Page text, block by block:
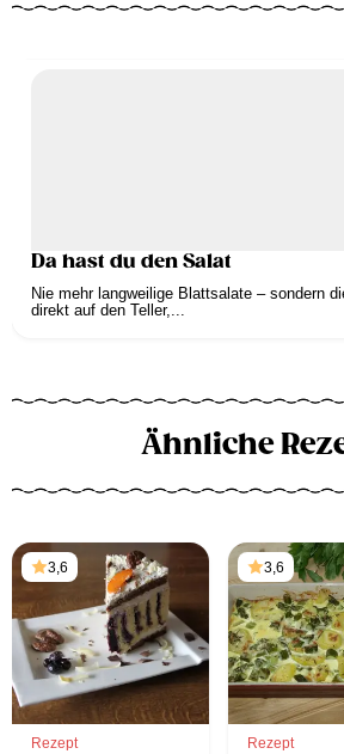
Da hast du den Salat
Nie mehr langweilige Blattsalate – sondern
direkt auf den Teller,...
Ähnliche
3,6
Rezept
3,6
Rezept